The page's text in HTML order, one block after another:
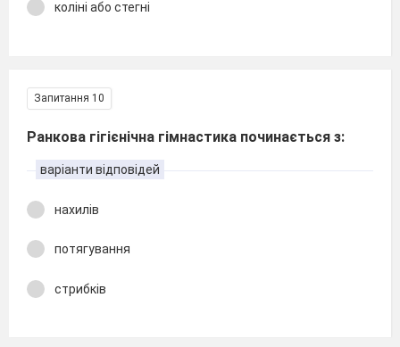
коліні або стегні
Запитання 10
Ранкова гігієнічна гімнастика починається з:
варіанти відповідей
нахилів
потягування
стрибків